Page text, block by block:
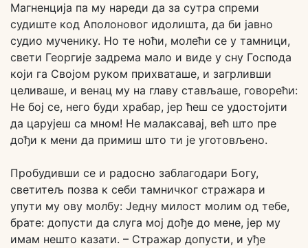
Магненција па му нареди да за сутра спреми
судиште код Аполоновог идолишта, да би јавно
судио мученику. Но те ноћи, молећи се у тамници,
свети Георгије задрема мало и виде у сну Господа
који га Својом руком прихваташе, и загрливши
целиваше, и венац му на главу стављаше, говорећи:
Не бој се, него буди храбар, јер ћеш се удостојити
да царујеш са мном! Не малаксавај, већ што пре
дођи к мени да примиш што ти је уготовљено.
Пробудивши се и радосно заблагодари Богу,
светитељ позва к себи тамничког стражара и
упути му ову молбу: Једну милост молим од тебе,
брате: допусти да слуга мој дође до мене, јер му
имам нешто казати. – Стражар допусти, и уђе